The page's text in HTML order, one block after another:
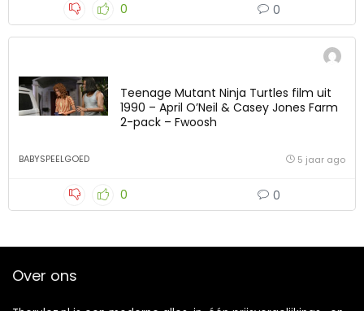
0 0
Teenage Mutant Ninja Turtles film uit
1990 – April O’Neil & Casey Jones Farm
2-pack – Fwoosh
BABYSPEELGOED 5 jaar ago
0 0
Over ons